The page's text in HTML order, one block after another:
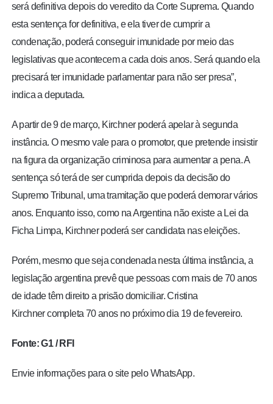
será definitiva depois do veredito da Corte Suprema. Quando
esta sentença for definitiva, e ela tiver de cumprir a
condenação, poderá conseguir imunidade por meio das
legislativas que acontecem a cada dois anos. Será quando ela
precisará ter imunidade parlamentar para não ser presa”,
indica a deputada.
A partir de 9 de março, Kirchner poderá apelar à segunda
instância. O mesmo vale para o promotor, que pretende insistir
na figura da organização criminosa para aumentar a pena. A
sentença só terá de ser cumprida depois da decisão do
Supremo Tribunal, uma tramitação que poderá demorar vários
anos. Enquanto isso, como na Argentina não existe a Lei da
Ficha Limpa, Kirchner poderá ser candidata nas eleições.
Porém, mesmo que seja condenada nesta última instância, a
legislação argentina prevê que pessoas com mais de 70 anos
de idade têm direito a prisão domiciliar. Cristina
Kirchner completa 70 anos no próximo dia 19 de fevereiro.
Fonte: G1 / RFI
Envie informações para o site pelo WhatsApp.